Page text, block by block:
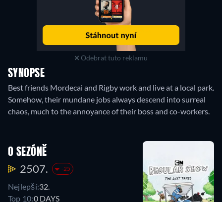
Odebrat tuto reklamu
SYNOPSE
Best friends Mordecai and Rigby work and live at a local park.
Somehow, their mundane jobs always descend into surreal
chaos, much to the annoyance of their boss and co-workers.
O SEZÓNĚ
2507. -25
Nejlepší:32.
Top 10:0 DAYS